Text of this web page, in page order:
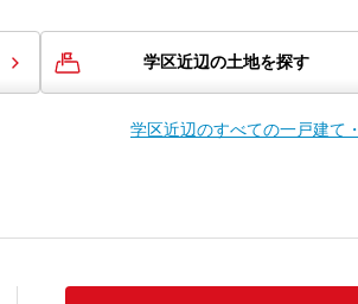
学区近辺の土地を探す
学区近辺のすべての一戸建て